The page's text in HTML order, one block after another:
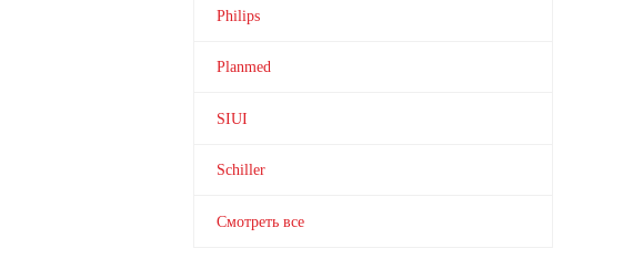
Philips
Planmed
SIUI
Schiller
Смотреть все